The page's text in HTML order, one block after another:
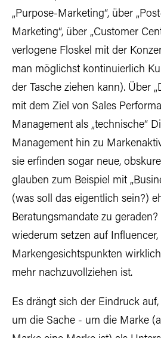
„Purpose-Marketing“, über
Marketing“, über „Customer
verlogene Floskel mit der
man möglichst kontinuierlich
der Tasche ziehen kann). Über
mit dem Ziel von Sales
Management als „technische“
Management hin zu
sie erfinden sogar neue,
glauben zum Beispiel mit
(was soll das eigentlich sein?)
Beratungsmandate zu
wiederum setzen auf
Markengesichtspunkten
mehr nachzuvollziehen ist.
Es drängt sich der Eindruck
um die Sache - um die Marke